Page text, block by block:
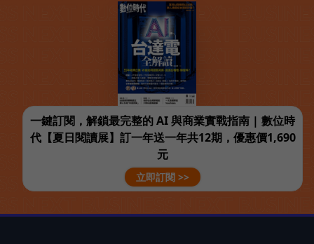
一鍵訂閱，解鎖最完整的 AI 與商業實戰指南 | 數位時
代【夏日閱讀展】訂一年送一年共12期，優惠價1,690
元
立即訂閱 >>